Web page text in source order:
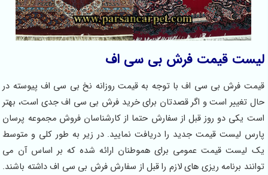
لیست قیمت فرش بی سی اف
قیمت فرش بی سی اف با توجه به قیمت روزانه نخ بی سی اف پیوسته در
حال تغییر است و اگر قصدتان برای خرید فرش بی سی اف جدی است، بهتر
است یکی دو روز قبل از سفارش حتما از کارشناسان فروش مجموعه پرسان
پارس لیست قیمت جدید را دریافت نمایید. در زیر به طور کلی و متوسط
یک لیست قیمت عمومی برای هموطنان ارائه شده که بر اساس آن می
توانند برنامه ریزی های لازم را قبل از سفارش فرش بی سی اف داشته باشند.